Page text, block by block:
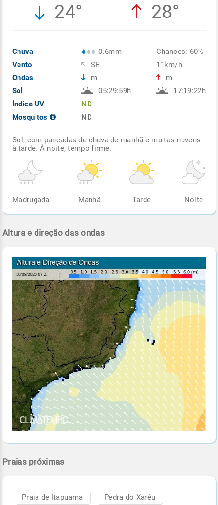
24° 28°
Chuva
Vento
Ondas
Sol
Índice UV
Mosquitos
0.6mm
SE
m
05:29:59h
ND
ND
Chances: 60%
11km/h
m
17:19:22h
Sol, com pancadas de chuva de manhã e muitas nuvens
à tarde. À noite, tempo firme.
Madrugada Manhã Tarde Noite
Altura e direção das ondas
Praias próximas
Praia de Itapuama Pedra do Xaréu